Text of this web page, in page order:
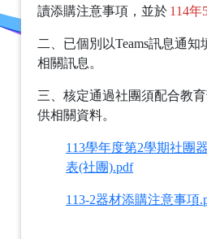
讀添購注意事項，並於 114年
二、已個別以Teams訊息通
相關訊息。
三、核定通過社團須配合教
供相關資料。
113學年度第2學期社團
表(社團).pdf
113-2器材添購注意事項